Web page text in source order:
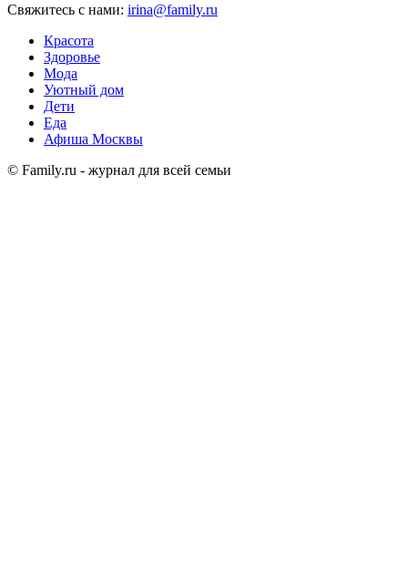
Свяжитесь с нами: irina@family.ru
Красота
Здоровье
Мода
Уютный дом
Дети
Еда
Афиша Москвы
© Family.ru - журнал для всей семьи